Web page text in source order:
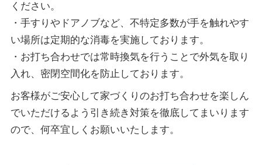
ください。
・手すりやドアノブなど、不特定多数が手を触れやす
い場所は定期的な消毒を実施しております。
・お打ち合わせでは常時換気を行うことで外気を取り
入れ、密閉空間化を防止しております。
お客様がご安心して家づくりのお打ち合わせを楽しん
でいただけるよう引き続き対策を徹底してまいります
ので、何卒宜しくお願いいたします。